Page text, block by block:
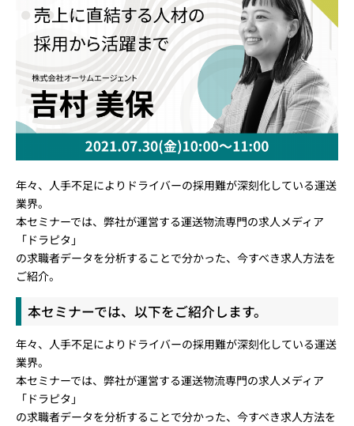
年々、人手不足によりドライバーの採用難が深刻化している運送
業界。
本セミナーでは、弊社が運営する運送物流専門の求人メディア
「ドラピタ」
の求職者データを分析することで分かった、今すべき求人方法を
ご紹介。
本セミナーでは、以下をご紹介します。
年々、人手不足によりドライバーの採用難が深刻化している運送
業界。
本セミナーでは、弊社が運営する運送物流専門の求人メディア
「ドラピタ」
の求職者データを分析することで分かった、今すべき求人方法を